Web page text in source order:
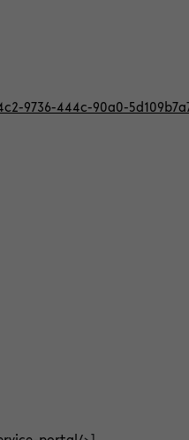
9736-444c-90a0-